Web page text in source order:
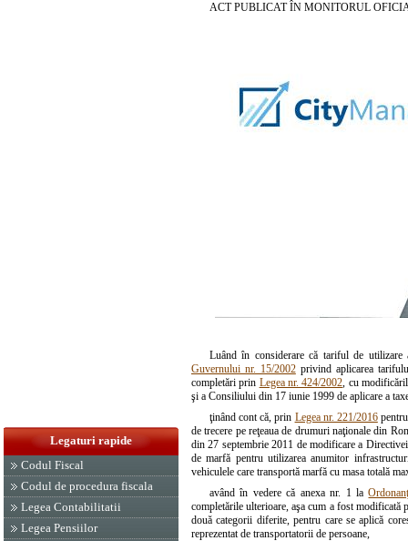
Legaturi rapide
Codul Fiscal
Codul de procedura fiscala
Legea Contabilitatii
Legea Pensiilor
ACT PUBLICAT ÎN MONITORUL
Luând în considerare că tariful de
Guvernului nr. 15/2002privind aplicarea
completări prin Legea nr. 424/2002 , cu
şi a Consiliului din 17 iunie 1999 de aplicare a
ţinând cont că, prin Legea nr. 221/2016
de trecere pe reţeaua de drumuri naţionale din
din 27 septembrie 2011 de modificare a
de marfă pentru utilizarea anumitor
vehiculele care transportă marfă cu masa totală
având în vedere că anexa nr. 1 la
completările ulterioare, aşa cum a fost modificată
două categorii diferite, pentru care se aplică
reprezentat de transportatorii de persoane,